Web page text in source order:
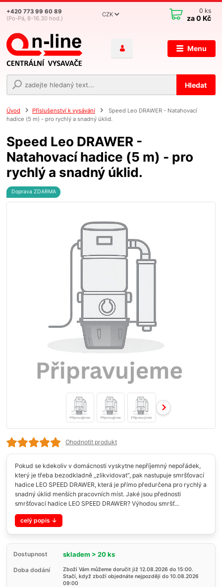
Menu
CZK
Hledat
+420 773 99 60 89
(Po-Pá, 8-16.30 hod.)
0 ks
za0 Kč
Úvod Příslušenství k vysávání
Speed Leo DRAWER - Natahovací
hadice (5 m) - pro rychlý a snadný úklid.
Speed Leo DRAWER -
Natahovací hadice (5 m) - pro
rychlý a snadný úklid.
Doprava ZDARMA
Ohodnotit produkt
Pokud se kdekoliv v domácnosti vyskytne nepříjemný nepořádek,
který je třeba bezodkladně „zlikvidovat“, pak nastupuje smršťovací
hadice LEO SPEED DRAWER, která je přímo předurčena pro rychlý a
snadný úklid menších pracovních míst. Jaké jsou přednosti
smršťovací hadice LEO SPEED DRAWER? Výhodou smršť...
celý popis
Dostupnost skladem > 20 ks
Doba dodání
Zboží Vám můžeme doručit již 12.08.2026 do 15:00.
Stačí, když zboží objednáte nejpozději do 10.08.2026
09:00